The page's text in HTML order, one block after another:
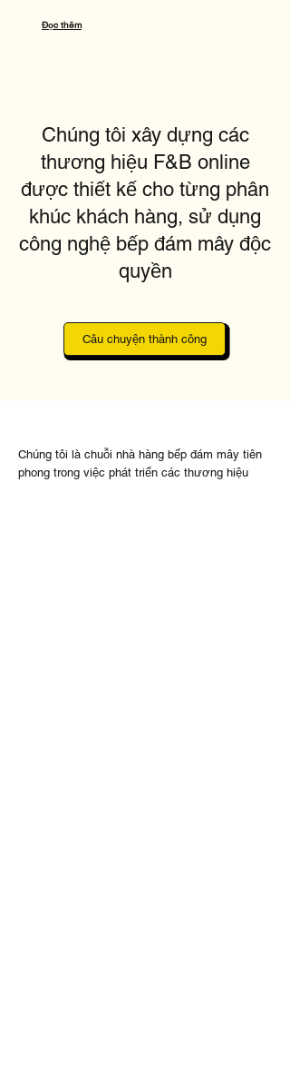
Đọc thêm
Chúng tôi xây dựng các
thương hiệu F&B online
được thiết kế cho từng phân
khúc khách hàng, sử dụng
công nghệ bếp đám mây độc
quyền
Câu chuyện thành công
Chúng tôi là chuỗi nhà hàng bếp đám mây tiên
phong trong việc phát triển các thương hiệu